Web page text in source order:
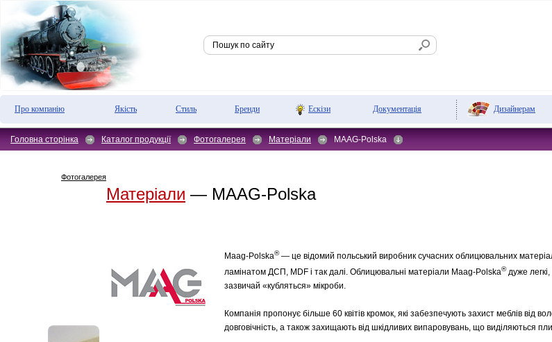
Про компанію Якість Стиль Бренди Ескізи Документація Дизайнерам
Головна сторінка Каталог продукції Фотогалерея Матеріали MAAG-Polska
Фотогалерея
Матеріали — MAAG-Polska
Maag-Polska®— це відомий польський виробник сучасних облицювальних
ламінатом ДСП, MDF і так далі. Облицювальні матеріали Maag-Polska®дуже легкі,
зазвичай «кубляться» мікроби.
Компанія пропонує більше 60 квітів кромок, які забезпечують захист меблів від
довговічність, а також захищають від шкідливих випаровувань, що виділяються